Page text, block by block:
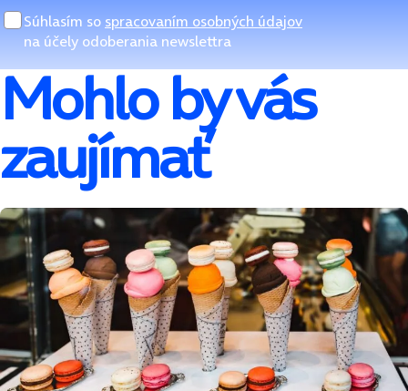
Súhlasím so spracovaním osobných údajov
na účely odoberania newslettra
Mohlo by vás
zaujímať